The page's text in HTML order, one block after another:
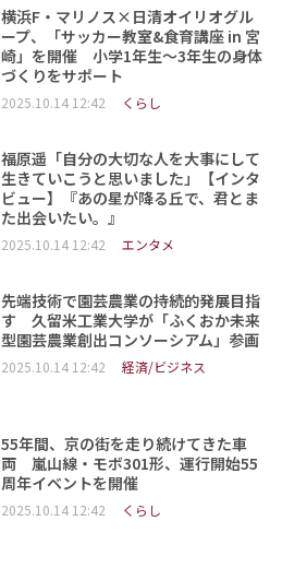
横浜F・マリノス×日清オイリオグル
ープ、「サッカー教室&食育講座 in 宮
崎」を開催 小学1年生～3年生の身体
づくりをサポート
2025.10.14 12:42 くらし
福原遥「自分の大切な人を大事にして
生きていこうと思いました」【インタ
ビュー】『あの星が降る丘で、君とま
た出会いたい。』
2025.10.14 12:42 エンタメ
先端技術で園芸農業の持続的発展目指
す 久留米工業大学が「ふくおか未来
型園芸農業創出コンソーシアム」参画
2025.10.14 12:42 経済/ビジネス
55年間、京の街を走り続けてきた車
両 嵐山線・モボ301形、運行開始55
周年イベントを開催
2025.10.14 12:42 くらし